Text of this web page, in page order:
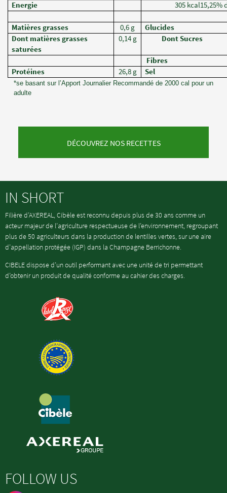
Energie 305 kcal15,25%
Matières grasses 0,6 g
Glucides
Dont matières grasses
saturées
0,14 g Dont Sucres
Fibres
Protéines
26,8 g Sel
*se basant sur l’Apport Journalier Recommandé de 2000 cal pour un
adulte
DÉCOUVREZ NOS RECETTES
IN SHORT
Filière d’AXEREAL, Cibèle est reconnu depuis plus de 30 ans comme un
acteur majeur de l’agriculture respectueuse de l’environnement, regroupant
plus de 50 agriculteurs dans la production de lentilles vertes, sur une aire
d’appellation protégée (IGP) dans la Champagne Berrichonne.
CIBELE dispose d’un outil performant avec une unité de tri permettant
d’obtenir un produit de qualité conforme au cahier des charges.
FOLLOW US